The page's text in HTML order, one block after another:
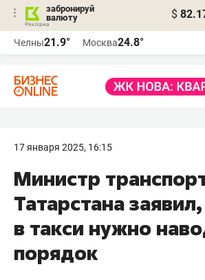
забронируй
валюту
$
Челны21.9° Москва24.8°
17 января 2025, 16:15
Министр
Татарстана
в такси нужно
порядок